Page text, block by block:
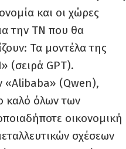
και οι χώρες
την ΤΝ που θα
Τα μοντέλα της
(σειρά GPT).
«Alibaba» (Qwen),
καλό όλων των
οικονομική
σχέσεων